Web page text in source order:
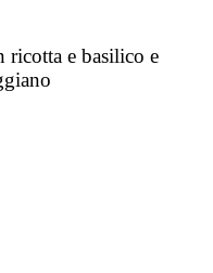
ricotta e basilico e